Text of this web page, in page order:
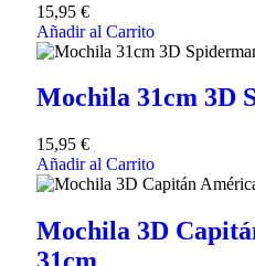
15,95 €
Añadir al Carrito
Mochila 31cm 3D
15,95 €
Añadir al Carrito
Mochila 3D